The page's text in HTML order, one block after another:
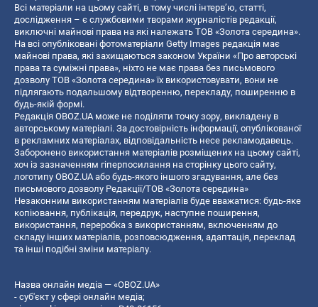
Всі матеріали на цьому сайті, в тому числі інтерв’ю, статті,
дослідження – є службовими творами журналістів редакції,
виключні майнові права на які належать ТОВ «Золота середина».
На всі опубліковані фотоматеріали Getty Images редакція має
майнові права, які захищаються законом України «Про авторські
права та суміжні права», ніхто не має права без письмового
дозволу ТОВ «Золота середина» їх використовувати, вони не
підлягають подальшому відтворенню, перекладу, поширенню в
будь-якій формі.
Редакція OBOZ.UA може не поділяти точку зору, викладену в
авторському матеріалі. За достовірність інформації, опублікованої
в рекламних матеріалах, відповідальність несе рекламодавець.
Заборонено використання матеріалів розміщених на цьому сайті,
хоч із зазначенням гіперпосилання на сторінку цього сайту,
логотипу OBOZ.UA або будь-якого іншого згадування, але без
письмового дозволу Редакції/ТОВ «Золота середина»
Незаконним використанням матеріалів буде вважатися: будь-яке
копiювання, публiкацiя, передрук, наступне поширення,
використання, переробка з використанням, включенням до
складу інших матеріалів, розповсюдження, адаптація, переклад
та інші подібні зміни матеріалу.
Назва онлайн медіа — «OBOZ.UA»
- суб'єкт у сфері онлайн медіа;